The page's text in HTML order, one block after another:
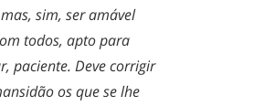
sim, ser amável
todos, apto para
paciente. Deve corrigir
os que se lhe